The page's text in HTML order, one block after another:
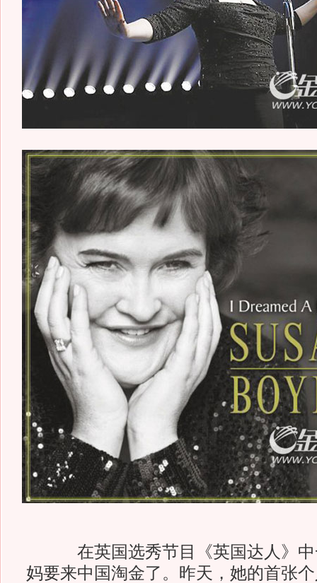
在英国选秀节目《英国达人》中
妈要来中国淘金了。昨天，她的首张